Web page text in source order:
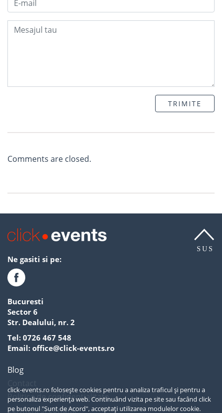
click-events.ro folosește cookies pentru a analiza traficul și pentru a
personaliza experiența web. Continuând vizita pe site sau facând click
pe butonul "Sunt de Acord", acceptați utilizarea modulelor cookie.
TRIMITE
Comments are closed.
SUS
Ne gasiti si pe:
Bucuresti
Sector 6
Str. Dealului, nr. 2
Tel: 0726 467 548
Email: office@click-events.ro
Blog
Politica de confidentialitate
Termeni si conditii